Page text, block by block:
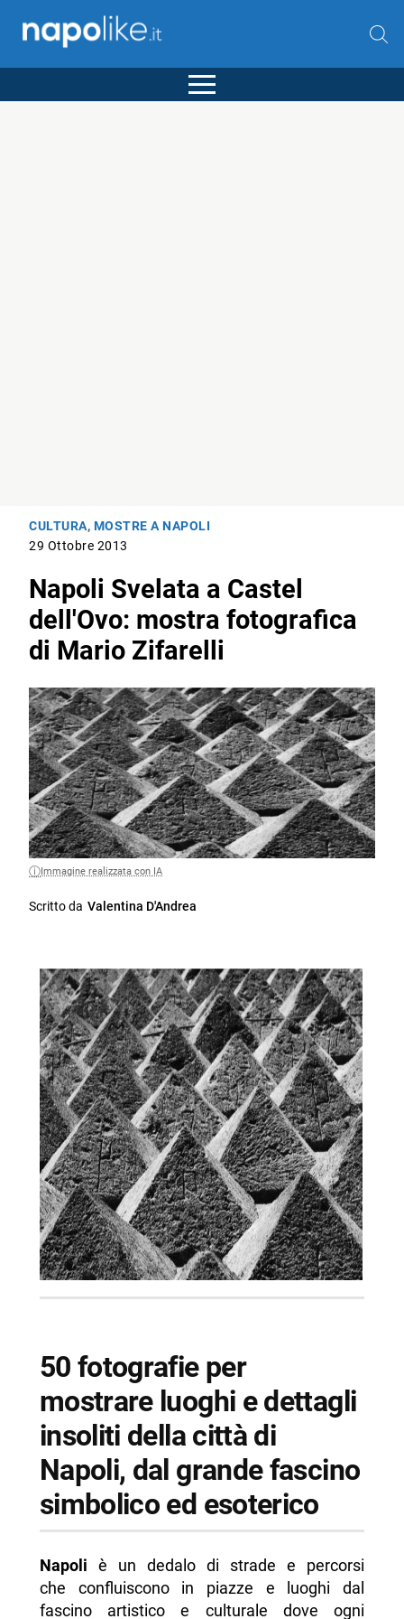
CULTURA, MOSTRE A NAPOLI
29 Ottobre 2013
Napoli Svelata a Castel
dell'Ovo: mostra fotografica
di Mario Zifarelli
Immagine realizzata con IA
Scritto da Valentina D'Andrea
50 fotografie per
mostrare luoghi e dettagli
insoliti della città di
Napoli, dal grande fascino
simbolico ed esoterico
Napoli è un dedalo di strade e percorsi
che confluiscono in piazze e luoghi dal
fascino artistico e culturale dove ogni